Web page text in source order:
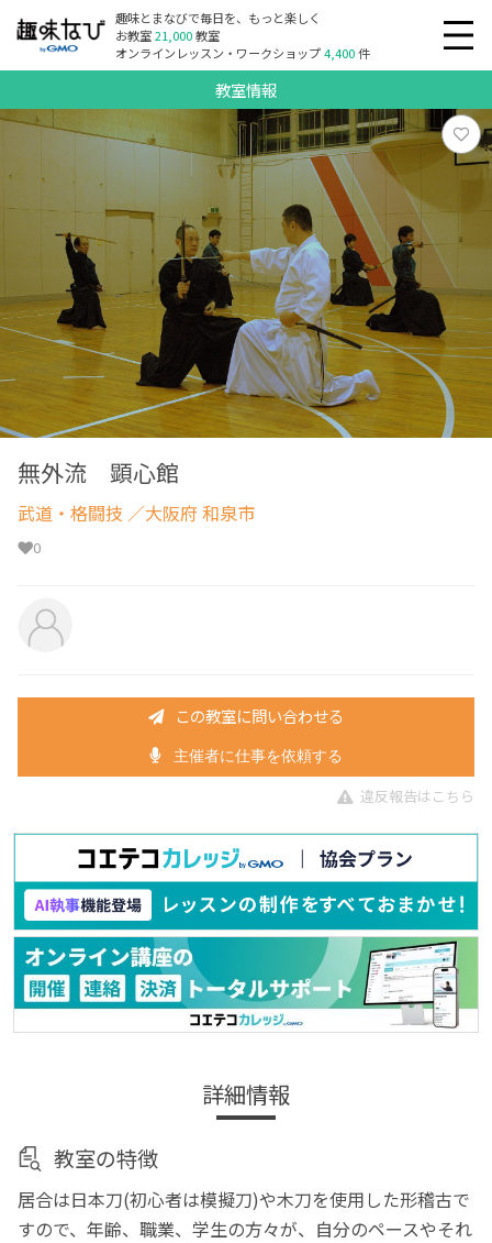
趣味とまなびで毎日を、もっと楽しく
お教室21,000教室
オンラインレッスン・ワークショップ4,400件
教室情報
無外流 顕心館
武道・格闘技 ／大阪府 和泉市
0
この教室に問い合わせる
主催者に仕事を依頼する
違反報告はこちら
詳細情報
教室の特徴
居合は日本刀(初心者は模擬刀)や木刀を使用した形稽古で
すので、年齢、職業、学生の方々が、自分のペースやそれ